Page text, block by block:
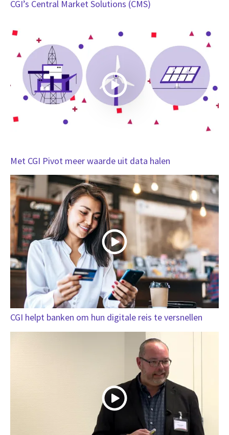
CGI’s Central Market Solutions (CMS)
Met CGI Pivot meer waarde uit data halen
CGI helpt banken om hun digitale reis te versnellen